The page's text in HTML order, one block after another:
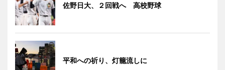
佐野日大、２回戦へ 高校野球
平和への祈り、灯籠流しに